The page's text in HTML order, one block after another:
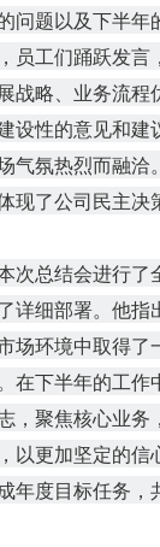
问题以及下半年
员工们踊跃发言
战略、业务流程
设性的意见和建
气氛热烈而融洽
现了公司民主决
次总结会进行了
详细部署。他指
场环境中取得了
在下半年的工作
，聚焦核心业务
以更加坚定的信
年度目标任务，